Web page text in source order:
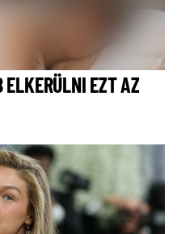
EZT AZ